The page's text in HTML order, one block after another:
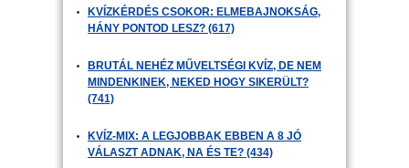
KVÍZKÉRDÉS CSOKOR: ELMEBAJNOKSÁG,
HÁNY PONTOD LESZ? (617)
BRUTÁL NEHÉZ MŰVELTSÉGI KVÍZ, DE NEM
MINDENKINEK, NEKED HOGY SIKERÜLT?
(741)
KVÍZ-MIX: A LEGJOBBAK EBBEN A 8 JÓ
VÁLASZT ADNAK, NA ÉS TE? (434)